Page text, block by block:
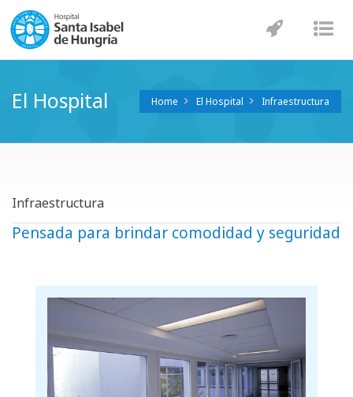
El Hospital Home El Hospital Infraestructura
Infraestructura
Pensada para brindar comodidad y seguridad